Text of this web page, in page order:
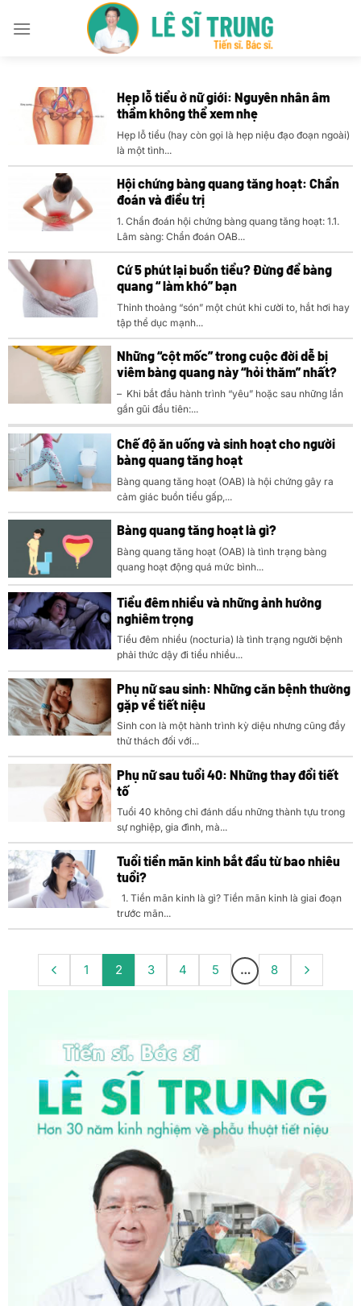
qua
Hẹp lỗ tiểu ở nữ giới: Nguyên nhân âm
thầm không thể xem nhẹ
Hẹp lỗ tiểu (hay còn gọi là hẹp niệu đạo đoạn ngoài)
là một tình...
Hội chứng bàng quang tăng hoạt: Chẩn
đoán và điều trị
1. Chẩn đoán hội chứng bàng quang tăng hoạt: 1.1.
Lâm sàng: Chẩn đoán OAB...
Cứ 5 phút lại buồn tiểu? Đừng để bàng
quang “ làm khó” bạn
Thỉnh thoảng “són” một chút khi cười to, hắt hơi hay
tập thể dục mạnh...
Những “cột mốc” trong cuộc đời dễ bị
viêm bàng quang này “hỏi thăm” nhất?
– Khi bắt đầu hành trình “yêu” hoặc sau những lần
gần gũi đầu tiên:...
Chế độ ăn uống và sinh hoạt cho người
bàng quang tăng hoạt
Bàng quang tăng hoạt (OAB) là hội chứng gây ra
cảm giác buồn tiểu gấp,...
Bàng quang tăng hoạt là gì?
Bàng quang tăng hoạt (OAB) là tình trạng bàng
quang hoạt động quá mức bình...
Tiểu đêm nhiều và những ảnh hưởng
nghiêm trọng
Tiểu đêm nhiều (nocturia) là tình trạng người bệnh
phải thức dậy đi tiểu nhiều...
Phụ nữ sau sinh: Những căn bệnh thường
gặp về tiết niệu
Sinh con là một hành trình kỳ diệu nhưng cũng đầy
thử thách đối với...
Phụ nữ sau tuổi 40: Những thay đổi tiết
tố
Tuổi 40 không chỉ đánh dấu những thành tựu trong
sự nghiệp, gia đình, mà...
Tuổi tiền mãn kinh bắt đầu từ bao nhiêu
tuổi?
1. Tiền mãn kinh là gì? Tiền mãn kinh là giai đoạn
trước mãn...
1 2 3 4 5 … 8